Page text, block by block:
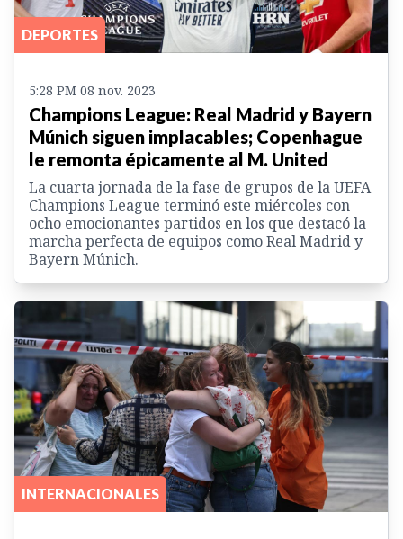
DEPORTES
5:28 PM 08 nov. 2023
Champions League: Real Madrid y Bayern
Múnich siguen implacables; Copenhague
le remonta épicamente al M. United
La cuarta jornada de la fase de grupos de la UEFA
Champions League terminó este miércoles con
ocho emocionantes partidos en los que destacó la
marcha perfecta de equipos como Real Madrid y
Bayern Múnich.
INTERNACIONALES